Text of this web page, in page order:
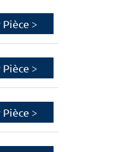
>
>
>